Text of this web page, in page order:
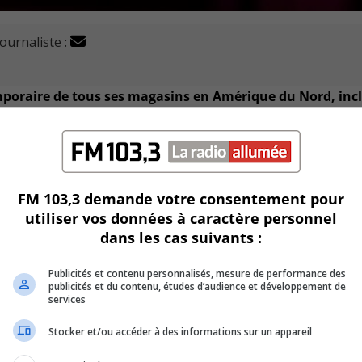
:
de tous ses magasins en Amérique du Nord,
de sport, en a fait l’annonce sur son compte
Aritzia du centre d’achat CF Promenades Saint-Bruno
Affaires.
l’horaire limité a été confirmé dimanche dans un
location depuis la semaine dernière.
FM 103,3 demande votre consentement pour
utiliser vos données à caractère personnel
dans les cas suivants :
Publicités et contenu personnalisés, mesure de performance des
publicités et du contenu, études d’audience et développement de
services
Stocker et/ou accéder à des informations sur un appareil